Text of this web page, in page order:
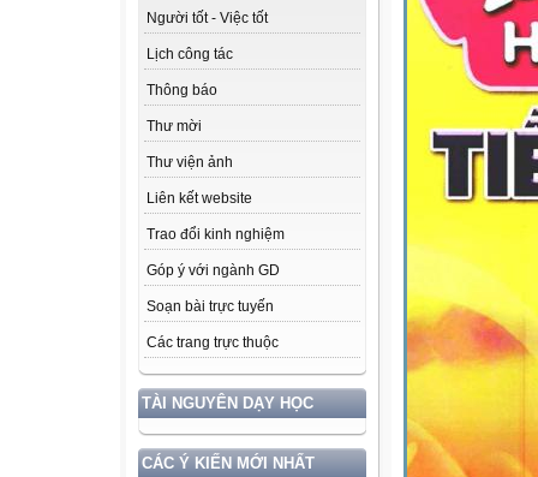
Người tốt - Việc tốt
Lịch công tác
Thông báo
Thư mời
Thư viện ảnh
Liên kết website
Trao đổi kinh nghiệm
Góp ý với ngành GD
Soạn bài trực tuyến
Các trang trực thuộc
TÀI NGUYÊN DẠY HỌC
CÁC Ý KIẾN MỚI NHẤT